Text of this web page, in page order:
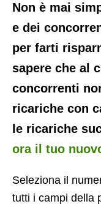
Non è mai
e dei
per farti
sapere che al
concorrenti
ricariche con
le ricariche
ora il tuo
Seleziona il
tutti i campi della